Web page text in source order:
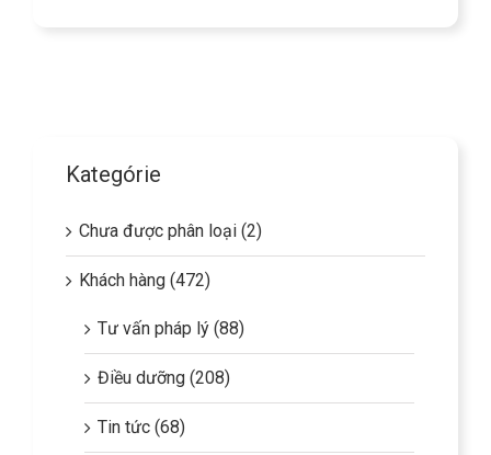
Kategórie
Chưa được phân loại (2)
Khách hàng (472)
Tư vấn pháp lý (88)
Điều dưỡng (208)
Tin tức (68)